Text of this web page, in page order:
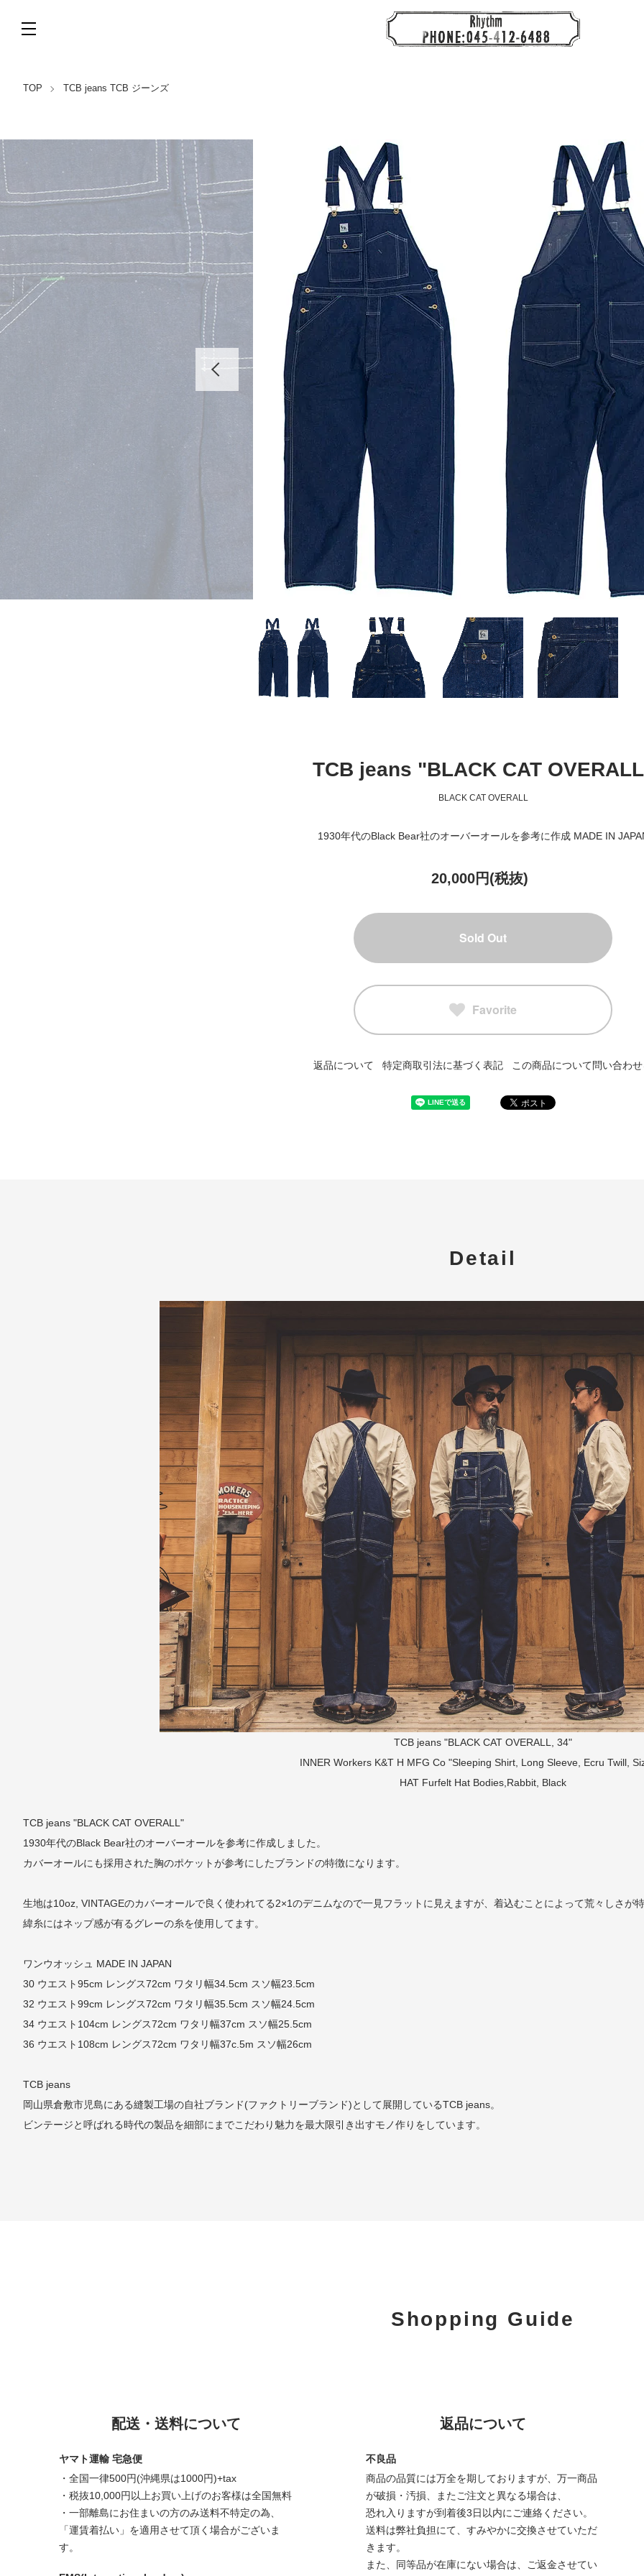
TOP TCB jeans TCB ジーンズ
TCB jeans "BLACK CAT
BLACK CAT OVERALL
1930年代のBlack Bear社のオーバーオールを参考に作成 MADE IN
20,000円(税抜)
Sold Out
Favorite
返品について 特定商取引法に基づく表記 この商品について問い合わ
Detail
TCB jeans "BLACK CAT OVERALL, 34"
INNER Workers K&T H MFG Co "Sleeping Shirt, Long Sleeve, Ecru Twill,
HAT Furfelt Hat Bodies,Rabbit, Black
TCB jeans "BLACK CAT OVERALL"
1930年代のBlack Bear社のオーバーオールを参考に作成しました。
カバーオールにも採用された胸のポケットが参考にしたブランドの特徴になります。
生地は10oz, VINTAGEのカバーオールで良く使われてる2×1のデニムなので一見フラットに見えますが、着込むことによって荒々しさが
緯糸にはネップ感が有るグレーの糸を使用してます。
ワンウオッシュ MADE IN JAPAN
30 ウエスト95cm レングス72cm ワタリ幅34.5cm スソ幅23.5cm
32 ウエスト99cm レングス72cm ワタリ幅35.5cm スソ幅24.5cm
34 ウエスト104cm レングス72cm ワタリ幅37cm スソ幅25.5cm
36 ウエスト108cm レングス72cm ワタリ幅37c.5m スソ幅26cm
TCB jeans
岡山県倉敷市児島にある縫製工場の自社ブランド(ファクトリーブランド)として展開しているTCB jeans。
ビンテージと呼ばれる時代の製品を細部にまでこだわり魅力を最大限引き出すモノ作りをしています。
Shopping Guide
配送・送料について
ヤマト運輸 宅急便
・全国一律500円(沖縄県は1000円)+tax
・税抜10,000円以上お買い上げのお客様は全国無料
・一部離島にお住まいの方のみ送料不特定の為、
「運賃着払い」を適用させて頂く場合がございま
す。
返品について
不良品
商品の品質には万全を期しておりますが、万一商品
が破損・汚損、またご注文と異なる場合は、
恐れ入りますが到着後3日以内にご連絡ください。
送料は弊社負担にて、すみやかに交換させていただ
きます。
また、同等品が在庫にない場合は、ご返金させてい